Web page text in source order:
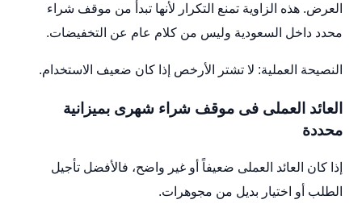
العرض. هذه الزاوية تمنع التكرار لأنها تبدأ من موقف شراء
محدد داخل السعودية وليس من كلام عام عن التخفيضات.
النصيحة العملية: لا تشتر الأرخص إذا كان ضعيف الاستخدام.
العائد العملى فى موقف شراء شهرى بميزانية
محددة
إذا كان العائد العملى ضعيفاً أو غير واضح، فالأفضل تأجيل
الطلب أو اختيار بديل من مجوهرات.